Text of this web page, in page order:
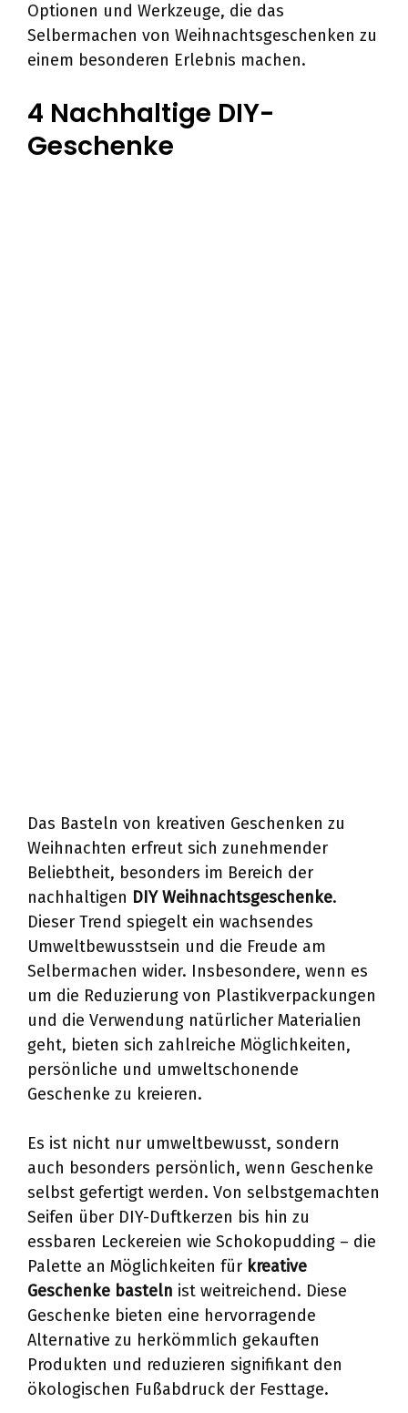
Optionen und Werkzeuge, die das
Selbermachen von Weihnachtsgeschenken zu
einem besonderen Erlebnis machen.
4 Nachhaltige DIY-
Geschenke
Das Basteln von kreativen Geschenken zu
Weihnachten erfreut sich zunehmender
Beliebtheit, besonders im Bereich der
nachhaltigen DIY Weihnachtsgeschenke.
Dieser Trend spiegelt ein wachsendes
Umweltbewusstsein und die Freude am
Selbermachen wider. Insbesondere, wenn es
um die Reduzierung von Plastikverpackungen
und die Verwendung natürlicher Materialien
geht, bieten sich zahlreiche Möglichkeiten,
persönliche und umweltschonende
Geschenke zu kreieren.
Es ist nicht nur umweltbewusst, sondern
auch besonders persönlich, wenn Geschenke
selbst gefertigt werden. Von selbstgemachten
Seifen über DIY-Duftkerzen bis hin zu
essbaren Leckereien wie Schokopudding – die
Palette an Möglichkeiten für kreative
Geschenke basteln ist weitreichend. Diese
Geschenke bieten eine hervorragende
Alternative zu herkömmlich gekauften
Produkten und reduzieren signifikant den
ökologischen Fußabdruck der Festtage.